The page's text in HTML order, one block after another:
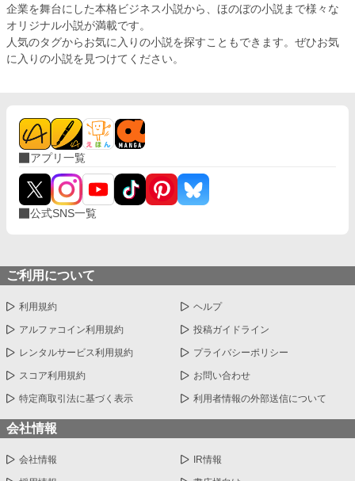
企業を舞台にした本格ビジネス小説から、ほのぼの小説まで様々な
オリジナル小説が満載です。
人気のタグからお気に入りの小説を探すこともできます。ぜひお気
に入りの小説を見つけてください。
アプリ一覧
公式SNS一覧
ご利用について
利用規約 ヘルプ
アルファコイン利用規約 投稿ガイドライン
レンタルサービス利用規約 プライバシーポリシー
スコア利用規約 お問い合わせ
特定商取引法に基づく表示 利用者情報の外部送信について
会社情報
会社情報 IR情報